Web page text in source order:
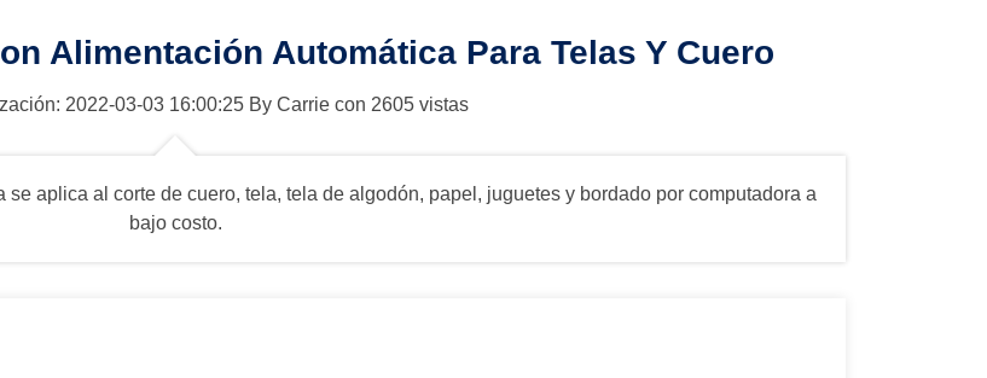
Alimentación Automática Para Telas Y Cuero
2022-03-03 16:00:25 By Carrie con 2605 vistas
aplica al corte de cuero, tela, tela de algodón, papel, juguetes y bordado por computadora a
bajo costo.